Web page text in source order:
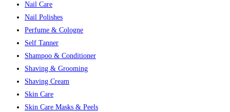
Nail Care
Nail Polishes
Perfume & Cologne
Self Tanner
Shampoo & Conditioner
Shaving & Grooming
Shaving Cream
Skin Care
Skin Care Masks & Peels